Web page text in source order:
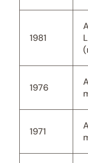
1981
1976
1971